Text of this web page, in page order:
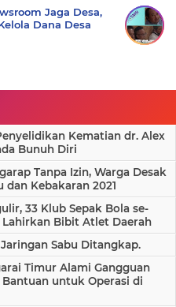
Jaga Desa,
Dana Desa
Kematian dr. Alex
Bunuh Diri
Tanpa Izin, Warga Desak
dan Kebakaran 2021
33 Klub Sepak Bola se-
Lahirkan Bibit Atlet Daerah
Sabu Ditangkap.
Timur Alami Gangguan
untuk Operasi di